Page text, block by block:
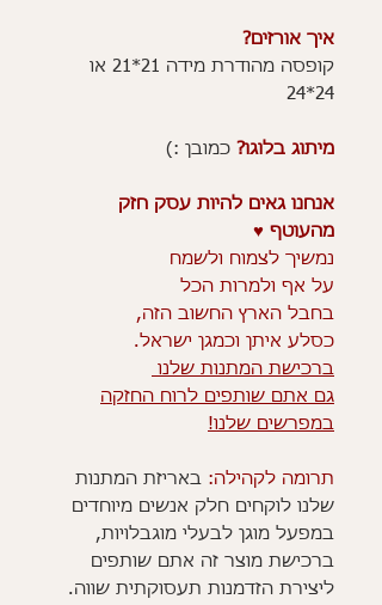
איך אורזים?
קופסה מהודרת מידה 21*21 או
24*24
מיתוג בלוגו? כמובן :)
אנחנו גאים להיות עסק חזק
מהעוטף ♥️
נמשיך לצמוח ולשמח
על אף ולמרות הכל
בחבל הארץ החשוב הזה,
כסלע איתן וכמגן ישראל.
ברכישת המתנות שלנו
גם אתם שותפים לרוח החזקה
במפרשים שלנו!
תרומה לקהילה: באריזת המתנות
שלנו לוקחים חלק אנשים מיוחדים
במפעל מוגן לבעלי מוגבלויות,
ברכישת מוצר זה אתם שותפים
ליצירת הזדמנות תעסוקתית שווה.